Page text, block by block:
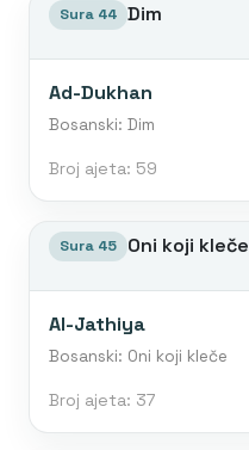
Sura 44 Dim
Ad-Dukhan
Bosanski: Dim
Broj ajeta: 59
Sura 45 Oni koji kleče
Al-Jathiya
Bosanski: Oni koji kleče
Broj ajeta: 37